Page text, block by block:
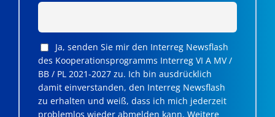
Ja, senden Sie mir den Interreg Newsflash
des Kooperationsprogramms Interreg VI A MV /
BB / PL 2021-2027 zu. Ich bin ausdrücklich
damit einverstanden, den Interreg Newsflash
zu erhalten und weiß, dass ich mich jederzeit
problemlos wieder abmelden kann. Weitere